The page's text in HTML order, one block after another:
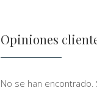
Opiniones
No se han